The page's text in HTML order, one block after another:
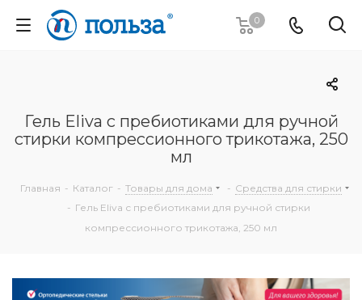
0
Гель Eliva с пребиотиками для ручной
стирки компрессионного трикотажа, 250
мл
Главная - Каталог - Товары для дома - Средства для стирки
- Гель Eliva с пребиотиками для ручной стирки
компрессионного трикотажа, 250 мл